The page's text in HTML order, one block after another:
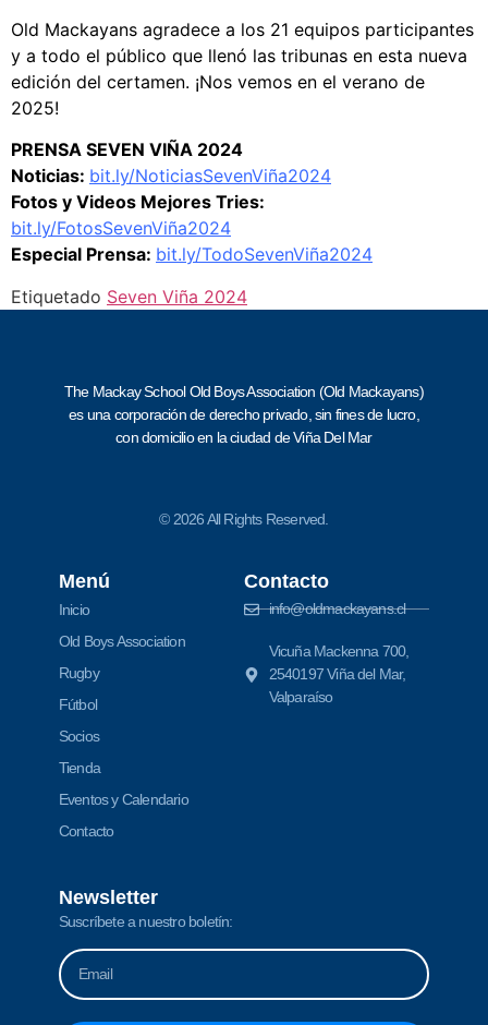
Old Mackayans agradece a los 21 equipos participantes
y a todo el público que llenó las tribunas en esta nueva
edición del certamen. ¡Nos vemos en el verano de
2025!
PRENSA SEVEN VIÑA 2024
Noticias: bit.ly/NoticiasSevenViña2024
Fotos y Videos Mejores Tries:
bit.ly/FotosSevenViña2024
Especial Prensa: bit.ly/TodoSevenViña2024
Etiquetado Seven Viña 2024
The Mackay School Old Boys Association (Old Mackayans)
es una corporación de derecho privado, sin fines de lucro,
con domicilio en la ciudad de Viña Del Mar
© 2026 All Rights Reserved.
Menú
Inicio
Old Boys Association
Rugby
Fútbol
Socios
Tienda
Eventos y Calendario
Contacto
Contacto
info@oldmackayans.cl
Vicuña Mackenna 700,
2540197 Viña del Mar,
Valparaíso
Newsletter
Suscríbete a nuestro boletín: